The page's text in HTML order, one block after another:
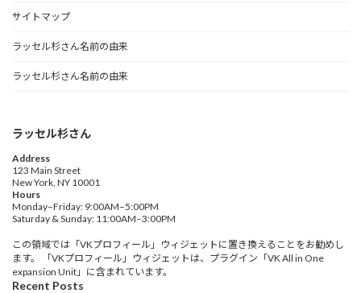
サイトマップ
ラッセル杉さん名前の由来
ラッセル杉さん名前の由来
ラッセル杉さん
Address
123 Main Street
New York, NY 10001
Hours
Monday–Friday: 9:00AM–5:00PM
Saturday & Sunday: 11:00AM–3:00PM
この領域では「VKプロフィール」ウィジェットに置き換えることをお勧めし
ます。 「VKプロフィール」ウィジェットは、プラグイン「VK All in One
expansion Unit」に含まれています。
Recent Posts